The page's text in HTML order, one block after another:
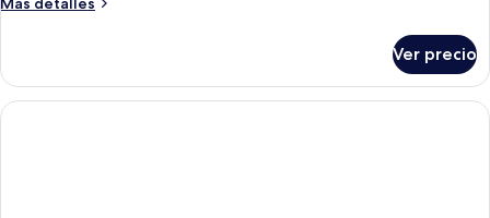
Queen
Room
Ver precio